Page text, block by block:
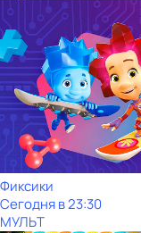
Фиксики
Сегодня в 23:30
МУЛЬТ